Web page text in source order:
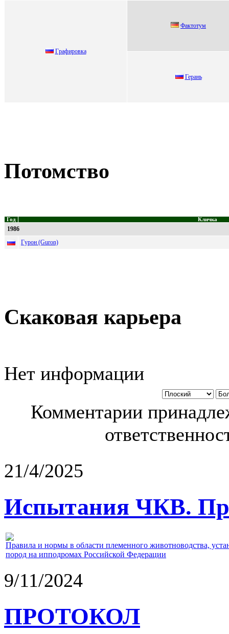
Гpафиpовка
Фактoтум
Герань
Потомство
Год Кличка
1986
Гурон (Guron)
Скаковая карьера
Нет информации
Комментарии
21/4/2025
Испытания ЧКВ.
Правила и нормы в области племенного животноводства,
пород на ипподромах Российской Федерации
9/11/2024
ПРОТОКОЛ